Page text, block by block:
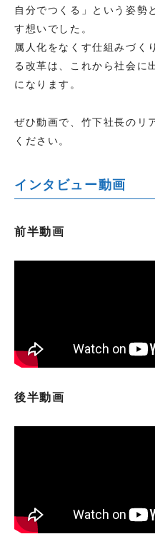
自分でつくる」という姿勢
す想いでした。
属人化をなくす仕組みづく
る改革は、これから社会に
になります。
ぜひ動画で、竹下社長のリ
ください。
インタビュー動画
前半動画
後半動画